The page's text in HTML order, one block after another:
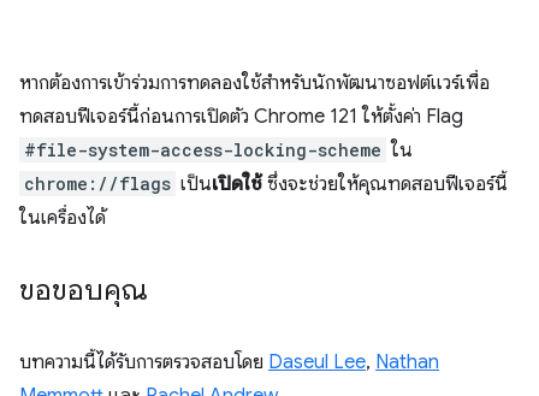
หากต้องการเข้าร่วมการทดลองใช้สำหรับนักพัฒนาซอฟต์แวร์เพื่อ
ทดสอบฟีเจอร์นี้ก่อนการเปิดตัว Chrome 121 ให้ตั้งค่า Flag
#file-system-access-locking-scheme ใน
chrome://flags เป็นเปิดใช้ ซึ่งจะช่วยให้คุณทดสอบฟีเจอร์นี้
ในเครื่องได้
ขอขอบคุณ
บทความนี้ได้รับการตรวจสอบโดย Daseul Lee, Nathan